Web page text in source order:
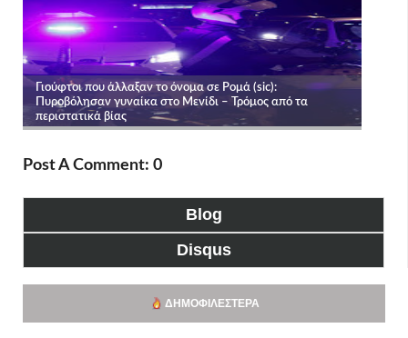
Post A Comment: 0
Blog
Disqus
ΔΗΜΟΦΙΛΈΣΤΕΡΑ